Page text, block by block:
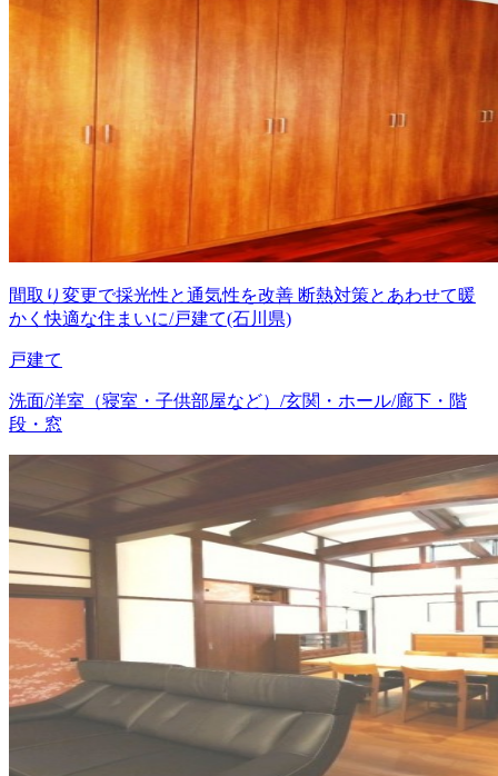
間取り変更で採光性と通気性を改善 断熱対策とあわせて暖
かく快適な住まいに/戸建て(石川県)
戸建て
洗面/洋室（寝室・子供部屋など）/玄関・ホール/廊下・階
段・窓